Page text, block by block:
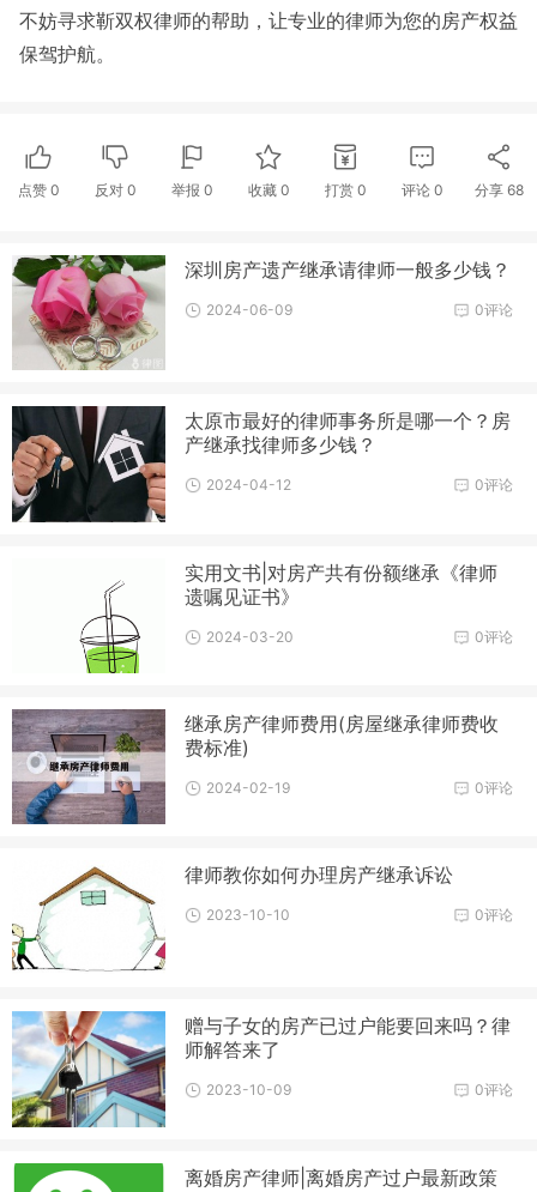
不妨寻求靳双权律师的帮助，让专业的律师为您的房产权益
保驾护航。
点赞 0 反对 0 举报 0 收藏 0 打赏 0 评论 0 分享 68
深圳房产遗产继承请律师一般多少钱？
0评论
2024-06-09
太原市最好的律师事务所是哪一个？房
产继承找律师多少钱？
0评论
2024-04-12
实用文书|对房产共有份额继承《律师
遗嘱见证书》
0评论
2024-03-20
继承房产律师费用(房屋继承律师费收
费标准)
0评论
2024-02-19
律师教你如何办理房产继承诉讼
0评论
2023-10-10
赠与子女的房产已过户能要回来吗？律
师解答来了
0评论
2023-10-09
离婚房产律师|离婚房产过户最新政策